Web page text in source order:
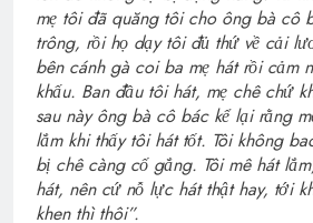
mẹ tôi đã quăng tôi cho ông bà cô
trông, rồi họ dạy tôi đủ thứ về cải
bên cánh gà coi ba mẹ hát rồi cảm
khấu. Ban đầu tôi hát, mẹ chê chứ
sau này ông bà cô bác kể lại rằng
lắm khi thấy tôi hát tốt. Tôi không
bị chê càng cố gắng. Tôi mê hát
hát, nên cứ nỗ lực hát thật hay, tới
khen thì thôi”.